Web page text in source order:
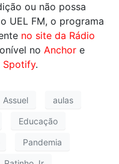
ou não possa
UEL FM, o programa
no site da Rádio
no Anchor e
Spotify.
Assuel aulas
Educação
Pandemia